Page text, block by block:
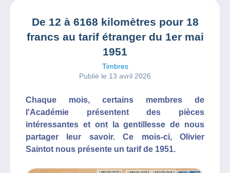
De 12 à 6168 kilomètres pour 18
francs au tarif étranger du 1er mai
1951
Timbres
Publié le 13 avril 2026
Chaque mois, certains membres de
l'Académie présentent des pièces
intéressantes et ont la gentillesse de nous
partager leur savoir. Ce mois-ci, Olivier
Saintot nous présente un tarif de 1951.